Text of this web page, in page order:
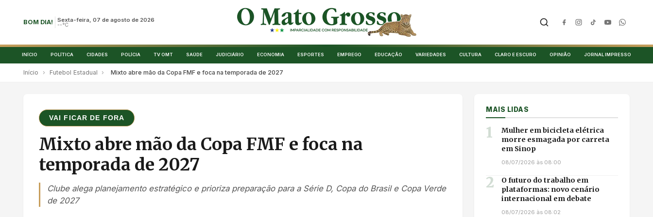
BOM DIA! Sexta-feira, 07 de agosto de 2026
--°C
INÍCIO POLÍTICA CIDADES POLÍCIA TV OMT SAÚDE JUDICIÁRIO ECONOMIA ESPORTES EMPREGO EDUCAÇÃO VARIEDADES CULTURA CLARO E ESCURO OPINIÃO JORNAL IMPRESSO
Início › Futebol Estadual › Mixto abre mão da Copa FMF e foca na temporada de 2027
VAI FICAR DE FORA
Mixto abre mão da Copa FMF e foca na
temporada de 2027
Clube alega planejamento estratégico e prioriza preparação para a Série D, Copa do Brasil e Copa Verde
de 2027
MAIS LIDAS
1
Mulher em bicicleta elétrica
morre esmagada por carreta
em Sinop
08/07/2026 às 08:00
2
O futuro do trabalho em
plataformas: novo cenário
internacional em debate
08/07/2026 às 08:02